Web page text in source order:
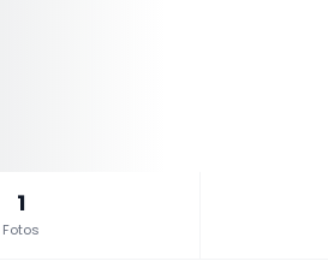
1
Fotos